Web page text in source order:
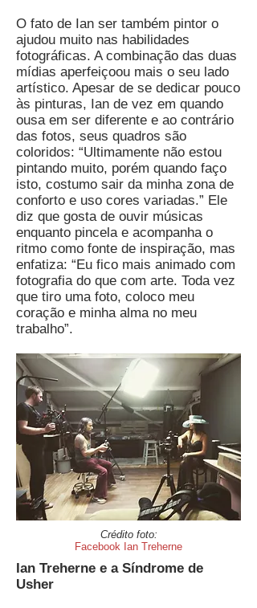
O fato de Ian ser também pintor o
ajudou muito nas habilidades
fotográficas. A combinação das duas
mídias aperfeiçoou mais o seu lado
artístico. Apesar de se dedicar pouco
às pinturas, Ian de vez em quando
ousa em ser diferente e ao contrário
das fotos, seus quadros são
coloridos: “Ultimamente não estou
pintando muito, porém quando faço
isto, costumo sair da minha zona de
conforto e uso cores variadas.” Ele
diz que gosta de ouvir músicas
enquanto pincela e acompanha o
ritmo como fonte de inspiração, mas
enfatiza: “Eu fico mais animado com
fotografia do que com arte. Toda vez
que tiro uma foto, coloco meu
coração e minha alma no meu
trabalho”.
Crédito foto:
Facebook Ian Treherne
Ian Treherne e a Síndrome de
Usher